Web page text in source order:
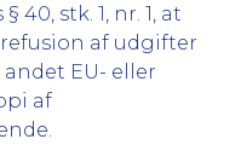
40, stk. 1, nr. 1, at
af udgifter
EU- eller
af